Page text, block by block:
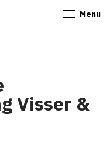
Menu
Visser &
Sluiten